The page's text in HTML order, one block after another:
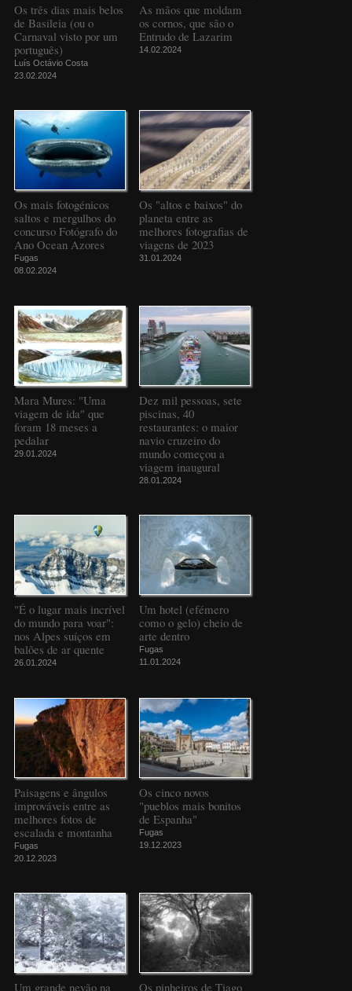
Os três dias mais belos
de Basileia (ou o
Carnaval visto por um
português)
Luís Octávio Costa
23.02.2024
As mãos que moldam
os cornos, que são o
Entrudo de Lazarim
14.02.2024
Os mais fotogénicos
saltos e mergulhos do
concurso Fotógrafo do
Ano Ocean Azores
Fugas
08.02.2024
Os "altos e baixos" do
planeta entre as
melhores fotografias de
viagens de 2023
31.01.2024
Mara Mures: "Uma
viagem de ida" que
foram 18 meses a
pedalar
29.01.2024
Dez mil pessoas, sete
piscinas, 40
restaurantes: o maior
navio cruzeiro do
mundo começou a
viagem inaugural
28.01.2024
"É o lugar mais incrível
do mundo para voar":
nos Alpes suíços em
balões de ar quente
26.01.2024
Um hotel (efémero
como o gelo) cheio de
arte dentro
Fugas
11.01.2024
Paisagens e ângulos
improváveis entre as
melhores fotos de
escalada e montanha
Fugas
20.12.2023
Os cinco novos
"pueblos mais bonitos
de Espanha"
Fugas
19.12.2023
Um grande nevão na
Os pinheiros de Tiago